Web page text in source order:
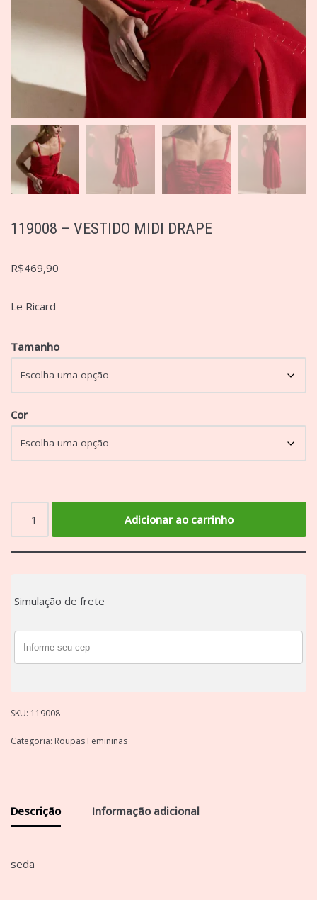
119008 – VESTIDO MIDI DRAPE
R$469,90
Le Ricard
Tamanho
Cor
Adicionar ao carrinho
Simulação de frete
SKU: 119008
Categoria: Roupas Femininas
Descrição Informação adicional
seda